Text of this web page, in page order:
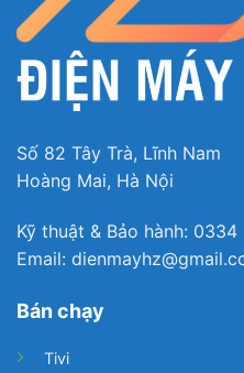
kiệm
Thêm vào đó sản
đá tự động và có thể
cần cho nước vào khay
Số 82 Tây Trà, Lĩnh Nam
Hoàng Mai, Hà Nội
Kỹ thuật & Bảo hành:
Email:
Bán chạy
Tivi